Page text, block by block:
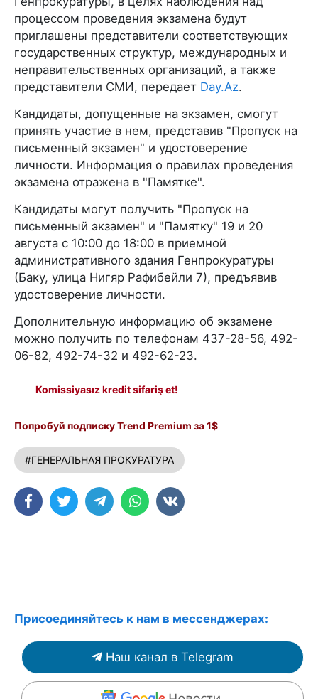
процессом проведения экзамена будут
приглашены представители соответствующих
государственных структур, международных и
неправительственных организаций, а также
представители СМИ, передает Day.Az.
Кандидаты, допущенные на экзамен, смогут
принять участие в нем, представив "Пропуск на
письменный экзамен" и удостоверение
личности. Информация о правилах проведения
экзамена отражена в "Памятке".
Кандидаты могут получить "Пропуск на
письменный экзамен" и "Памятку" 19 и 20
августа с 10:00 до 18:00 в приемной
административного здания Генпрокуратуры
(Баку, улица Нигяр Рафибейли 7), предъявив
удостоверение личности.
Дополнительную информацию об экзамене
можно получить по телефонам 437-28-56, 492-
06-82, 492-74-32 и 492-62-23.
Komissiyasız kredit sifariş et!
Попробуй подписку Trend Premium за 1$
#ГЕНЕРАЛЬНАЯ ПРОКУРАТУРА
Присоединяйтесь к нам в мессенджерах:
Наш канал в Telegram